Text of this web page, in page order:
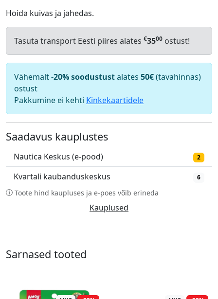
Hoida kuivas ja jahedas.
Tasuta transport Eesti piires alates €3500 ostust!
Vähemalt-20% soodustustalates 50€(tavahinnas)
ostust
Pakkumine ei kehti Kinkekaartidele
Saadavus kauplustes
Nautica Keskus (e-pood) 2
Kvartali kaubanduskeskus 6
Toote hind kaupluses ja e-poes võib erineda
Kauplused
Sarnased tooted